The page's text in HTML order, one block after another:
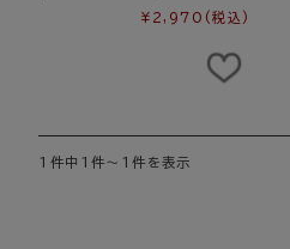
¥2,970 (税込)
1件中1件～1件を表示